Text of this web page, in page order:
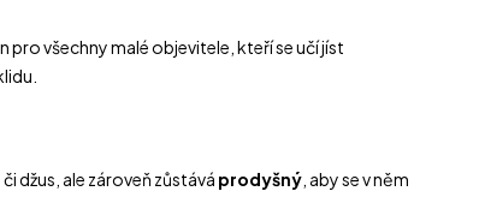
pro všechny malé objevitele, kteří se učí jíst
džus, ale zároveň zůstává prodyšný , aby se v něm